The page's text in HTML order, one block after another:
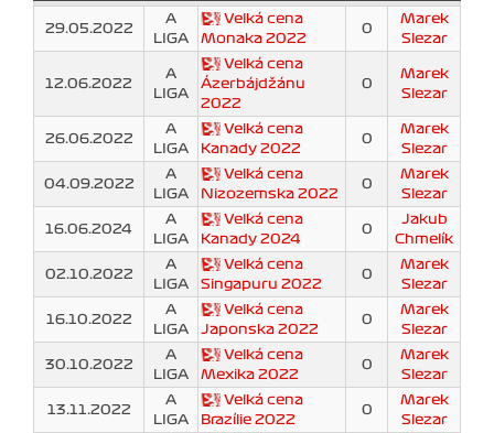
29.05.2022
A
LIGA
Velká cena
Monaka 2022
0
Marek
Slezar
12.06.2022
A
LIGA
Velká cena
Ázerbájdžánu
2022
0
Marek
Slezar
26.06.2022
A
LIGA
Velká cena
Kanady 2022
0
Marek
Slezar
04.09.2022
A
LIGA
Velká cena
Nizozemska 2022
0
Marek
Slezar
16.06.2024
A
LIGA
Velká cena
Kanady 2024
0
Jakub
Chmelík
02.10.2022
A
LIGA
Velká cena
Singapuru 2022
0
Marek
Slezar
16.10.2022
A
LIGA
Velká cena
Japonska 2022
0
Marek
Slezar
30.10.2022
A
LIGA
Velká cena
Mexika 2022
0
Marek
Slezar
13.11.2022
A
LIGA
Velká cena
Brazílie 2022
0
Marek
Slezar